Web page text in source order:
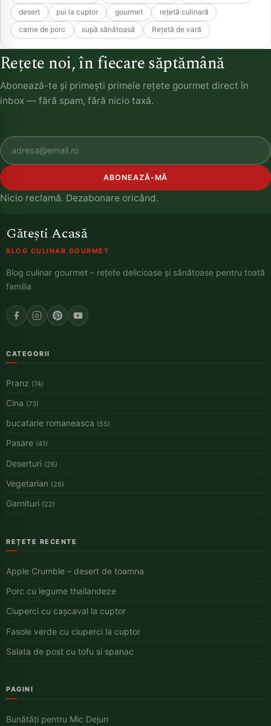
desert
pui la cuptor gourmet
rețetă culinară
carne de porc
supă sănătoasă Rețetă de vară
Rețete noi, în fiecare săptămână
Abonează-te și primești primele rețete gourmet direct în
inbox — fără spam, fără nicio taxă.
ABONEAZĂ-MĂ
Nicio reclamă. Dezabonare oricând.
Gătești Acasă
BLOG CULINAR GOURMET
Blog culinar gourmet – rețete delicioase și sănătoase pentru toată
familia
CATEGORII
Pranz (74)
Cina (73)
bucatarie romaneasca (55)
Pasare (41)
Deserturi (26)
Vegetarian (26)
Garnituri (22)
REȚETE RECENTE
Apple Crumble – desert de toamna
Porc cu legume thailandeze
Ciuperci cu cașcaval la cuptor
Fasole verde cu ciuperci la cuptor
Salata de post cu tofu si spanac
PAGINI
Bunătăți pentru Mic Dejun